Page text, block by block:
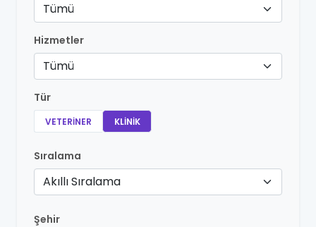
Tümü
Hizmetler
Tümü
Tür
VETERINER KLINIK
Sıralama
Akıllı Sıralama
Şehir